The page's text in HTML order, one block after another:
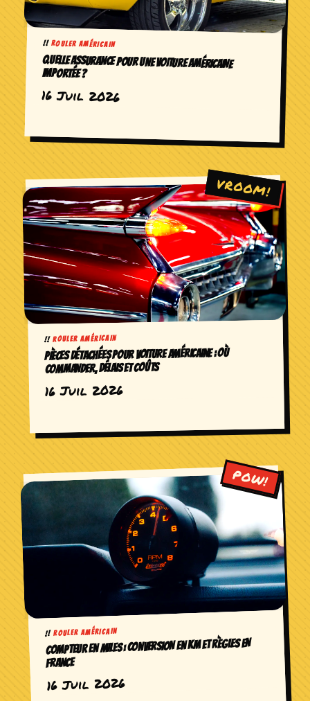
ROULER AMÉRICAIN
QUELLE ASSURANCE POUR UNE VOITURE AMÉRICAINE
IMPORTÉE ?
16 Juil 2026
ROULER AMÉRICAIN
PIÈCES DÉTACHÉES POUR VOITURE AMÉRICAINE : OÙ
COMMANDER, DÉLAIS ET COÛTS
16 Juil 2026
ROULER AMÉRICAIN
COMPTEUR EN MILES : CONVERSION EN KM ET RÈGLES EN
FRANCE
16 Juil 2026